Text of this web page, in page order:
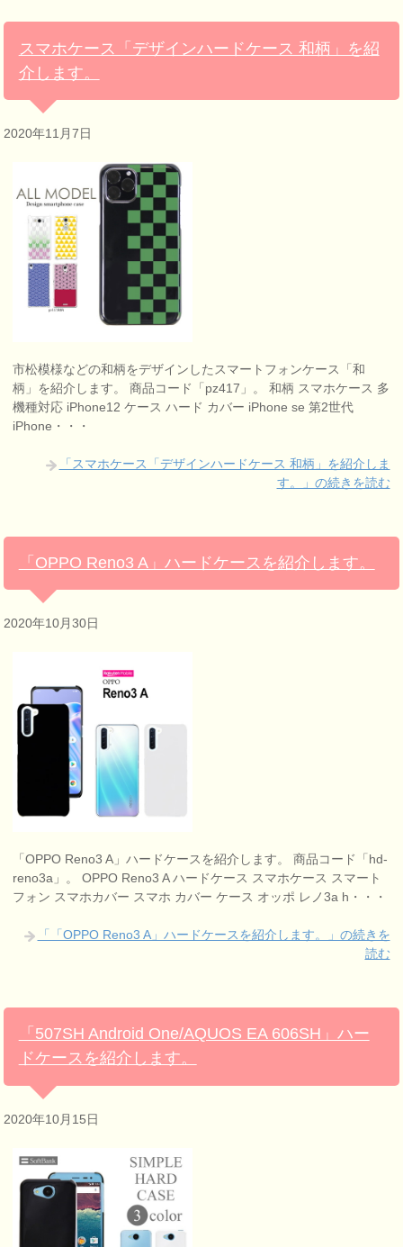
スマホケース「デザインハードケース 和柄」を紹
介します。
2020年11月7日
市松模様などの和柄をデザインしたスマートフォンケース「和
柄」を紹介します。 商品コード「pz417」。 和柄 スマホケース 多
機種対応 iPhone12 ケース ハード カバー iPhone se 第2世代
iPhone・・・
「スマホケース「デザインハードケース 和柄」を紹介しま
す。」の続きを読む
「OPPO Reno3 A」ハードケースを紹介します。
2020年10月30日
「OPPO Reno3 A」ハードケースを紹介します。 商品コード「hd-
reno3a」。 OPPO Reno3 A ハードケース スマホケース スマート
フォン スマホカバー スマホ カバー ケース オッポ レノ3a h・・・
「「OPPO Reno3 A」ハードケースを紹介します。」の続きを
読む
「507SH Android One/AQUOS EA 606SH」ハー
ドケースを紹介します。
2020年10月15日